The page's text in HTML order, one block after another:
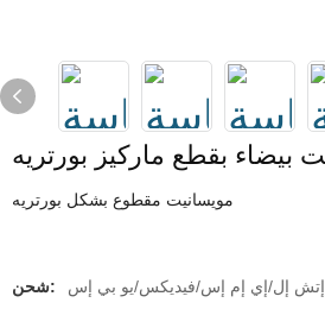
بيضاء بقطع ماركيز بورتريه
مويسانيت مقطوع بشكل بورتريه
شحن: إل/إي إم إس/فيديكس/يو بي إس